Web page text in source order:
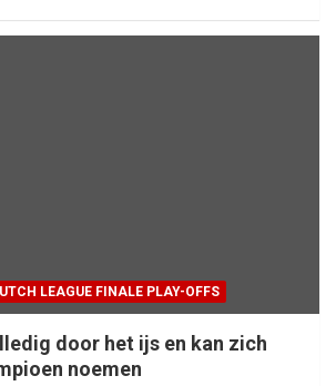
LEAGUE FINALE PLAY-OFFS
door het ijs en kan zich
noemen